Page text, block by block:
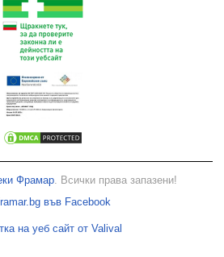
Фрамар. Всички права запазени!
във Facebook
на уеб сайт от Valival